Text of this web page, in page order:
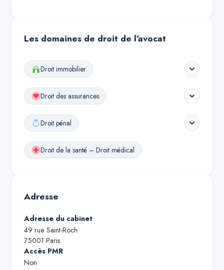
Les domaines de droit de l'avocat
Droit immobilier
Droit des assurances
Droit pénal
Droit de la santé – Droit médical
Adresse
Adresse du cabinet
49 rue Saint-Roch
75001 Paris
Accès PMR
Non